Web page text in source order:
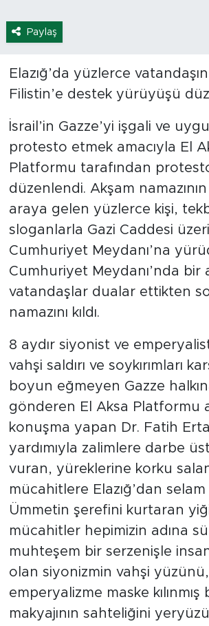
Paylaş
Elazığ’da yüzlerce vatandaşın
Filistin’e destek yürüyüşü
İsrail’in Gazze’yi işgali ve
protesto etmek amacıyla El
Platformu tarafından
düzenlendi. Akşam
araya gelen yüzlerce kişi,
sloganlarla Gazi Caddesi
Cumhuriyet Meydanı’na
Cumhuriyet Meydanı’nda bir
vatandaşlar dualar ettikten
namazını kıldı.
8 aydır siyonist ve
vahşi saldırı ve soykırımları
boyun eğmeyen Gazze
gönderen El Aksa Platformu
konuşma yapan Dr. Fatih
yardımıyla zalimlere darbe
vuran, yüreklerine korku
mücahitlere Elazığ’dan
Ümmetin şerefini kurtaran
mücahitler hepimizin adına
muhteşem bir serzenişle
olan siyonizmin vahşi yüzünü,
emperyalizme maske kılınmış
makyajının sahteliğini
Bingöl Kaza Haberleri